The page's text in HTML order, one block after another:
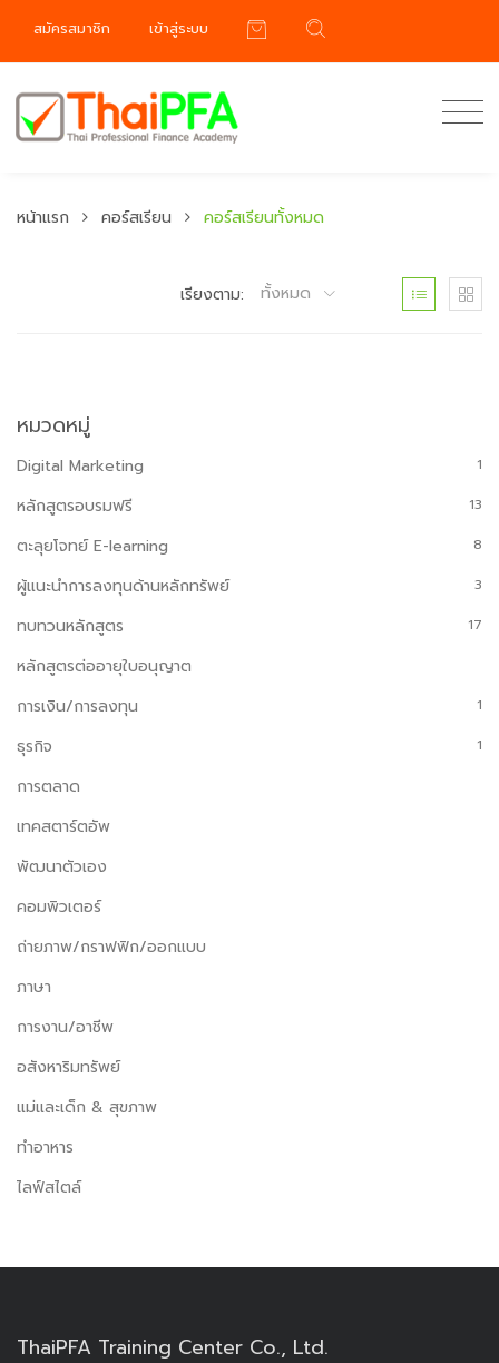
สมัครสมาชิก เข้าสู่ระบบ
หน้าแรก คอร์สเรียน คอร์สเรียนทั้งหมด
เรียงตาม: ทั้งหมด
หมวดหมู่
Digital Marketing 1
หลักสูตรอบรมฟรี 13
ตะลุยโจทย์ E-learning 8
ผู้แนะนำการลงทุนด้านหลักทรัพย์ 3
ทบทวนหลักสูตร 17
หลักสูตรต่ออายุใบอนุญาต
การเงิน/การลงทุน
1
ธุรกิจ 1
การตลาด
เทคสตาร์ตอัพ
พัฒนาตัวเอง
คอมพิวเตอร์
ถ่ายภาพ/กราฟฟิก/ออกแบบ
ภาษา
การงาน/อาชีพ
อสังหาริมทรัพย์
แม่และเด็ก & สุขภาพ
ทำอาหาร
ไลฟ์สไตล์
ThaiPFA Training Center Co., Ltd.